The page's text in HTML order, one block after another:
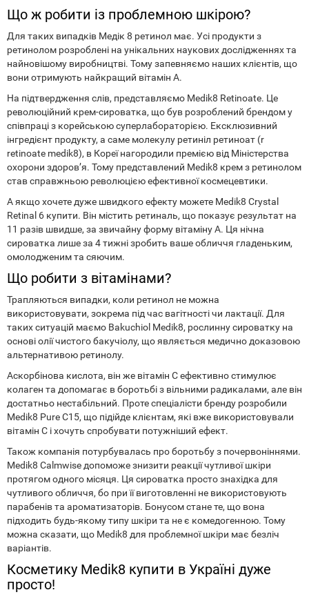
Що ж робити із проблемною шкірою?
Для таких випадків Медік 8 ретинол має. Усі продукти з
ретинолом розроблені на унікальних наукових дослідженнях та
найновішому виробництві. Тому запевняємо наших клієнтів, що
вони отримують найкращий вітамін А.
На підтвердження слів, представляємо Medik8 Retinoate. Це
революційний крем-сироватка, що був розроблений брендом у
співпраці з корейською суперлабораторією. Ексклюзивний
інгредієнт продукту, а саме молекулу ретиніл ретиноат (r
retinoate medik8), в Кореї нагородили премією від Міністерства
охорони здоров’я. Тому представлений Medik8 крем з ретинолом
став справжньою революцією ефективної космецевтики.
А якщо хочете дуже швидкого ефекту можете Medik8 Crystal
Retinal 6 купити. Він містить ретиналь, що показує результат на
11 разів швидше, за звичайну форму вітаміну А. Ця нічна
сироватка лише за 4 тижні зробить ваше обличчя гладеньким,
омолодженим та сяючим.
Що робити з вітамінами?
Трапляються випадки, коли ретинол не можна
використовувати, зокрема під час вагітності чи лактації. Для
таких ситуацій маємо Bakuchiol Medik8, рослинну сироватку на
основі олії чистого бакучіолу, що являється медично доказовою
альтернативою ретинолу.
Аскорбінова кислота, він же вітамін С ефективно стимулює
колаген та допомагає в боротьбі з вільними радикалами, але він
достатньо нестабільний. Проте спеціалісти бренду розробили
Medik8 Pure C15, що підійде клієнтам, які вже використовували
вітамін С і хочуть спробувати потужніший ефект.
Також компанія потурбувалась про боротьбу з почервоніннями.
Medik8 Calmwise допоможе знизити реакції чутливої шкіри
протягом одного місяця. Ця сироватка просто знахідка для
чутливого обличчя, бо при її виготовленні не використовують
парабенів та ароматизаторів. Бонусом стане те, що вона
підходить будь-якому типу шкіри та не є комедогенною. Тому
можна сказати, що Medik8 для проблемної шкіри має безліч
варіантів.
Косметику Medik8 купити в Україні дуже
просто!